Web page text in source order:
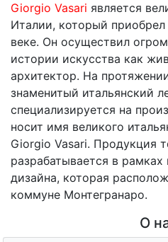
Giorgio Vasari является
Италии, который
веке. Он осуществил
истории искусства как
архитектор. На
знаменитый итальянский
специализируется на
носит имя великого
Giorgio Vasari. Продукция
разрабатывается в рамках
дизайна, которая
коммуне Монтегранаро.
О